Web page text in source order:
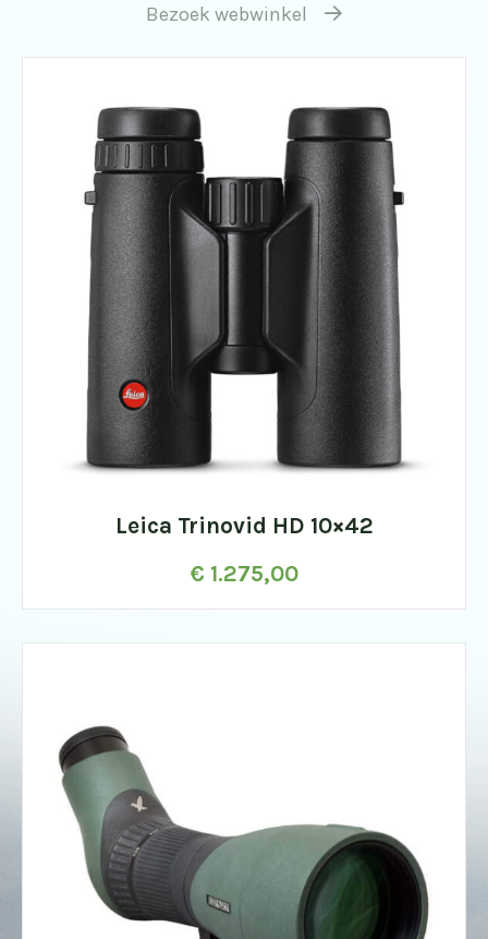
Bezoek webwinkel
Leica Trinovid HD 10×42
€ 1.275,00